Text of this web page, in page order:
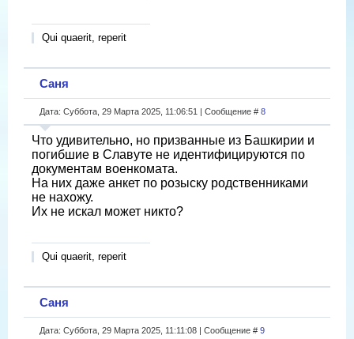
Qui quaerit, reperit
Саня
Дата: Суббота, 29 Марта 2025, 11:06:51 | Сообщение # 8
Что удивительно, но призванные из Башкирии и
погибшие в Славуте не идентифицируются по
документам военкомата.
На них даже анкет по розыску родственниками
не нахожу.
Их не искал может никто?
Qui quaerit, reperit
Саня
Дата: Суббота, 29 Марта 2025, 11:11:08 | Сообщение # 9